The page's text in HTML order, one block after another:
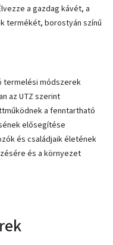
a gazdag kávét, a
termékét, borostyán színű
termelési módszerek
az UTZ szerint
a fenntartható
elősegítése
és családjaik életének
és a környezet